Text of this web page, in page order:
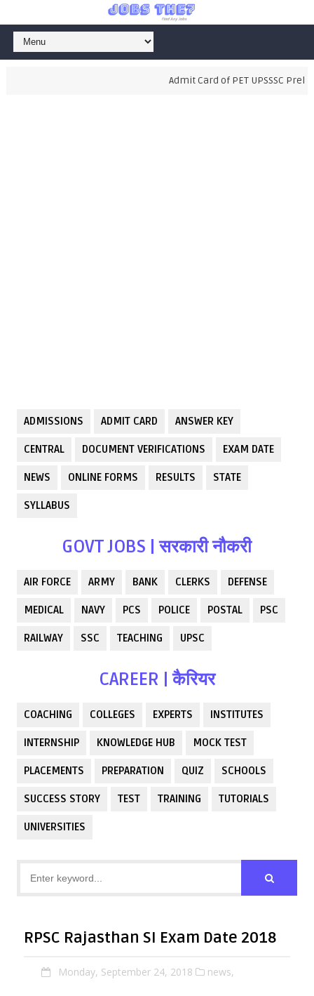
Admit Card of PET UPSSSC
ADMISSIONS ADMIT CARD ANSWER KEY
CENTRAL DOCUMENT VERIFICATIONS EXAM DATE
NEWS ONLINE FORMS RESULTS STATE
SYLLABUS
GOVT JOBS | सरकारी नौकरी
AIR FORCE ARMY BANK CLERKS DEFENSE
MEDICAL NAVY PCS POLICE POSTAL PSC
RAILWAY SSC TEACHING UPSC
CAREER | कैरियर
COACHING COLLEGES EXPERTS INSTITUTES
INTERNSHIP KNOWLEDGE HUB MOCK TEST
PLACEMENTS PREPARATION QUIZ SCHOOLS
SUCCESS STORY TEST TRAINING TUTORIALS
UNIVERSITIES
RPSC Rajasthan SI Exam Date 2018
Monday, September 24, 2018 news,